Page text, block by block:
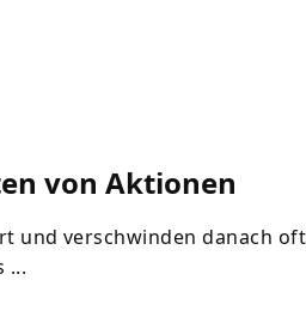
von Aktionen
verschwinden danach
...